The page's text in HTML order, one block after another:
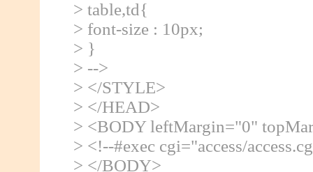
> table,td{
> font-size : 10px;
> }
> -->
> </STYLE>
> </HEAD>
> <BODY leftMargin="0"
> <!--#exec cgi="access/
> </BODY>